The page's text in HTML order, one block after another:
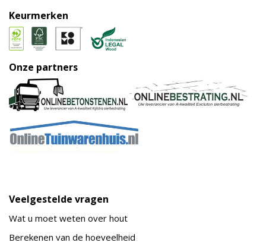
Keurmerken
Onze partners
Veelgestelde vragen
Wat u moet weten over hout
Berekenen van de hoeveelheid